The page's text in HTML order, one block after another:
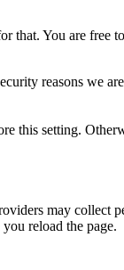
You are free
reasons we
this setting.
may collect
reload the page.